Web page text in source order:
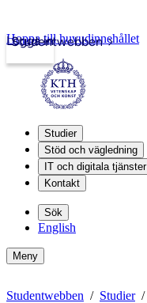
Studentwebben
Logga in
Hoppa till huvudinnehållet
Studier
Stöd och vägledning
IT och digitala tjänster
Kontakt
Sök
English
Meny
Studentwebben Studier